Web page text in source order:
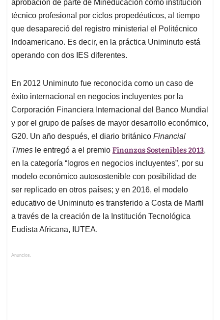
aprobación de parte de Mineducación como institución
técnico profesional por ciclos propedéuticos, al tiempo
que desapareció del registro ministerial el Politécnico
Indoamericano. Es decir, en la práctica Uniminuto está
operando con dos IES diferentes.
En 2012 Uniminuto fue reconocida como un caso de
éxito internacional en negocios incluyentes por la
Corporación Financiera Internacional del Banco Mundial
y por el grupo de países de mayor desarrollo económico,
G20. Un año después, el diario británico Financial
Times le entregó a el premio Finanzas Sostenibles 2013,
en la categoría “logros en negocios incluyentes”, por su
modelo económico autosostenible con posibilidad de
ser replicado en otros países; y en 2016, el modelo
educativo de Uniminuto es transferido a Costa de Marfil
a través de la creación de la Institución Tecnológica
Eudista Africana, IUTEA.
Anuncios.